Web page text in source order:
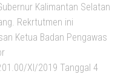
Kalimantan Selatan
Rekrtutmen ini
Ketua Badan Pengawas
XI/2019 Tanggal 4